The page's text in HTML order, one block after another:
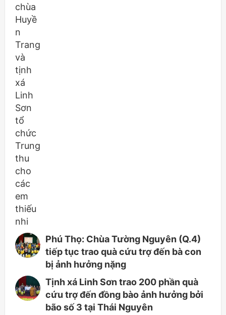
Phú Thọ: Chùa Tường Nguyên (Q.4)
tiếp tục trao quà cứu trợ đến bà con
bị ảnh hưởng nặng
Tịnh xá Linh Sơn trao 200 phần quà
cứu trợ đến đồng bào ảnh hưởng bởi
bão số 3 tại Thái Nguyên